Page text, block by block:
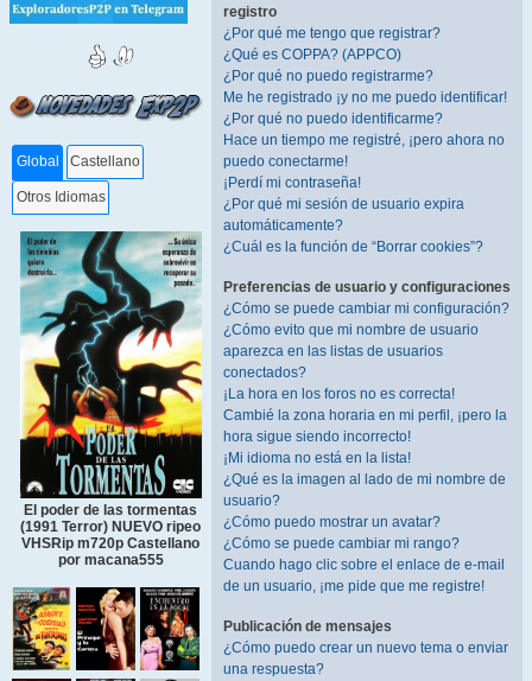
Global Castellano
Otros Idiomas
El poder de las tormentas
(1991 Terror) NUEVO ripeo
VHSRip m720p Castellano
por macana555
registro
¿Por qué me tengo que registrar?
¿Qué es COPPA? (APPCO)
¿Por qué no puedo registrarme?
Me he registrado ¡y no me puedo identificar!
¿Por qué no puedo identificarme?
Hace un tiempo me registré, ¡pero ahora no
puedo conectarme!
¡Perdí mi contraseña!
¿Por qué mi sesión de usuario expira
automáticamente?
¿Cuál es la función de “Borrar cookies”?
Preferencias de usuario y configuraciones
¿Cómo se puede cambiar mi configuración?
¿Cómo evito que mi nombre de usuario
aparezca en las listas de usuarios
conectados?
¡La hora en los foros no es correcta!
Cambié la zona horaria en mi perfil, ¡pero la
hora sigue siendo incorrecto!
¡Mi idioma no está en la lista!
¿Qué es la imagen al lado de mi nombre de
usuario?
¿Cómo puedo mostrar un avatar?
¿Cómo se puede cambiar mi rango?
Cuando hago clic sobre el enlace de e-mail
de un usuario, ¡me pide que me registre!
Publicación de mensajes
¿Cómo puedo crear un nuevo tema o enviar
una respuesta?